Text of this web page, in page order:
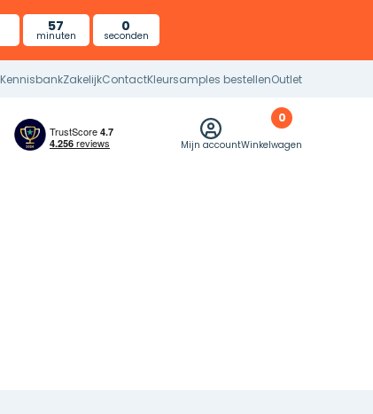
57
minuten
0
seconden
KennisbankZakelijkContactKleursamples bestellenOutlet
Mijn account
0
Winkelwagen